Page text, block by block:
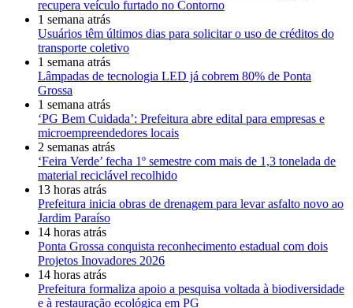
recupera veículo furtado no Contorno
1 semana atrás
Usuários têm últimos dias para solicitar o uso de créditos do
transporte coletivo
1 semana atrás
Lâmpadas de tecnologia LED já cobrem 80% de Ponta
Grossa
1 semana atrás
‘PG Bem Cuidada’: Prefeitura abre edital para empresas e
microempreendedores locais
2 semanas atrás
‘Feira Verde’ fecha 1º semestre com mais de 1,3 tonelada de
material reciclável recolhido
13 horas atrás
Prefeitura inicia obras de drenagem para levar asfalto novo ao
Jardim Paraíso
14 horas atrás
Ponta Grossa conquista reconhecimento estadual com dois
Projetos Inovadores 2026
14 horas atrás
Prefeitura formaliza apoio a pesquisa voltada à biodiversidade
e à restauração ecológica em PG